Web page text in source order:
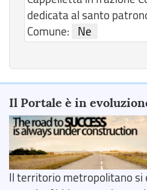
dedicata al santo
Comune:
Ne
Il Portale è in
Il territorio metropolitano si